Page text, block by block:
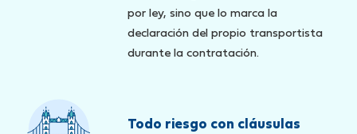
por ley, sino que lo marca la
declaración del propio transportista
durante la contratación.
Todo riesgo con cláusulas